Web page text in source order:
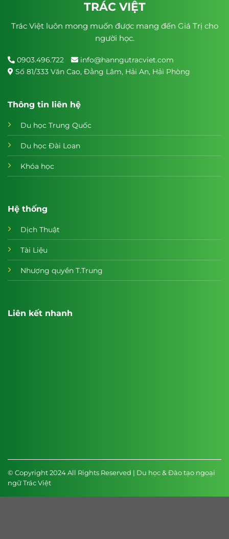
TRÁC VIỆT
Trác Việt luôn mong muốn được mang đến Giá Trị cho
người học.
0903.496.722
info@hanngutracviet.com
Số 81/333 Văn Cao, Đằng Lâm, Hải An, Hải Phòng
Thông tin liên hệ
Du học Trung Quốc
Du học Đài Loan
Khóa học
Hệ thống
Dịch Thuật
Tài Liệu
Nhượng quyền T.Trung
Liên kết nhanh
© Copyright 2024 All Rights Reserved | Du học & Đào tạo ngoại
ngữ Trác Việt